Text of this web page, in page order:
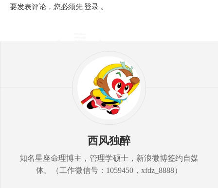
要发表评论，您必须先登录 。
西风独醉
知名星座命理博主，管理学硕士，新浪微博签约自媒
体。（工作微信号：1059450，xfdz_8888）